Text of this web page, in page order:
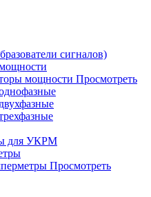
сигналов)
мощности Просмотреть
для УКРМ
Просмотреть